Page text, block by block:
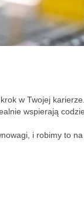
w Twojej karierze.
wspierają
i robimy to